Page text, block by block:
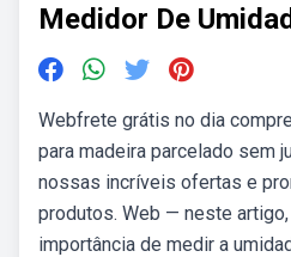
Medidor De
Webfrete grátis no dia
para madeira parcelado sem
nossas incríveis ofertas e
produtos. Web — neste
importância de medir a